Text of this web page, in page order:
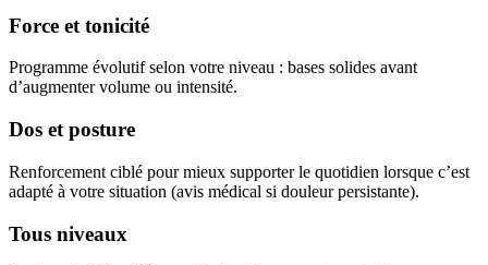
Force et tonicité
Programme évolutif selon votre niveau : bases solides avant
d’augmenter volume ou intensité.
Dos et posture
Renforcement ciblé pour mieux supporter le quotidien lorsque c’est
adapté à votre situation (avis médical si douleur persistante).
Tous niveaux